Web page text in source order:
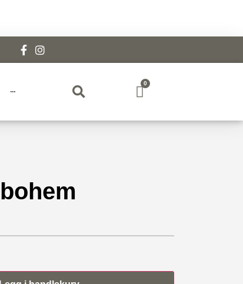
···
0